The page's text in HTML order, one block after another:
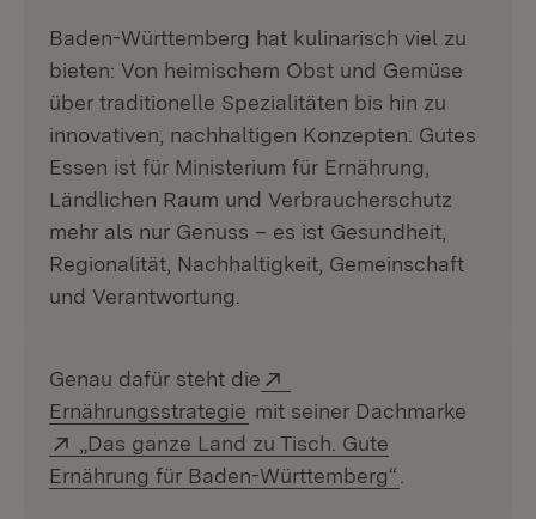
Baden-Württemberg hat kulinarisch viel zu
bieten: Von heimischem Obst und Gemüse
über traditionelle Spezialitäten bis hin zu
innovativen, nachhaltigen Konzepten. Gutes
Essen ist für Ministerium für Ernährung,
Ländlichen Raum und Verbraucherschutz
mehr als nur Genuss – es ist Gesundheit,
Regionalität, Nachhaltigkeit, Gemeinschaft
und Verantwortung.
Genau dafür steht die
Ernährungsstrategie (Öffnet in neuem Fenster)
mit seiner Dachmarke
Extern:
„Das ganze Land zu Tisch. Gute
Ernährung für Baden-Württemberg“